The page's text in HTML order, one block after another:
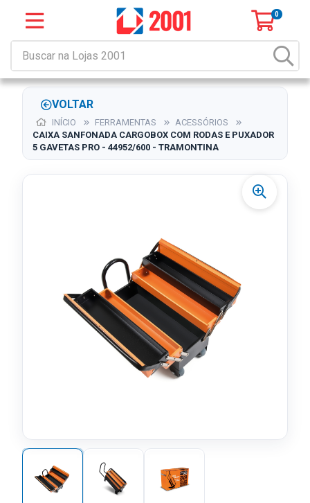
0
VOLTAR
INÍCIO FERRAMENTAS
ACESSÓRIOS
CAIXA SANFONADA CARGOBOX COM RODAS E PUXADOR
5 GAVETAS PRO - 44952/600 - TRAMONTINA